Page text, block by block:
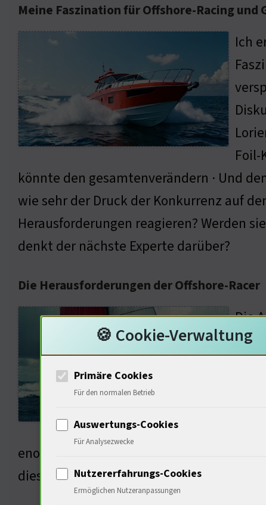
Meine Faszination für Offshore-Racing und
Ich
Foil-
könnte den gesamtenverändern · Und
wie sehr der Druck der Konkurrenz auf
Herausforderungen reagieren? Werden
denkt der nächste Experte darüber?
Die Herausforderungen der Offshore-Racer
Die
Er
enorm. Wir müssen nicht nur gegen
diese Herausforderungen angehen?
🍪 Cookie-Verwaltung
Primäre Cookies
Für den normalen Betrieb
Auswertungs-Cookies
Für Analysezwecke
Nutzererfahrungs-Cookies
Ermöglichen Nutzeranpassungen